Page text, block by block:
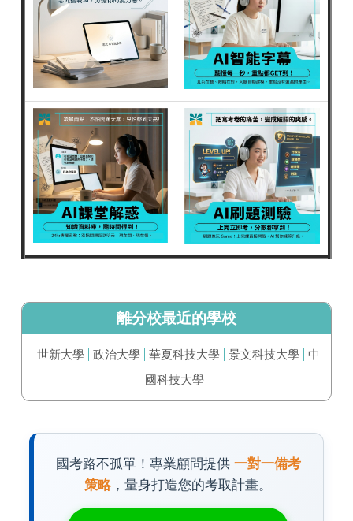
離分校最近的學校
世新大學 政治大學 華夏科技大學 景文科技大學
中
國科技大學
國考路不孤單！專業顧問提供 一對一備考
策略，量身打造您的考取計畫。